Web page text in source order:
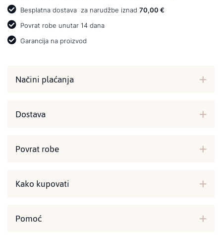
Besplatna dostava za narudžbe iznad 70,00 €
Povrat robe unutar 14 dana
Garancija na proizvod
Načini plaćanja
Dostava
Povrat robe
Kako kupovati
Pomoć